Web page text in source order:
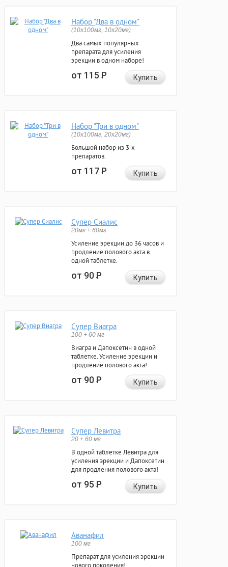
Набор "Два в одном"
(10x100мг, 10x20мг)
Два самых популярных
препарата для усиления
эрекции в одном наборе!
от 115Р Купить
Набор "Три в одном"
(10x100мг, 20x20мг)
Большой набор из 3-х
препаратов.
от 117Р Купить
Супер Сиалис
20мг + 60мг
Усиление эрекции до 36 часов и
продление полового акта в
одной таблетке.
от 90Р Купить
Супер Виагра
100 + 60 мг
Виагра и Дапоксетин в одной
таблетке. Усиление эрекции и
продление полового акта!
от 90Р Купить
Супер Левитра
20 + 60 мг
В одной таблетке Левитра для
усиления эрекции и Дапоксетин
для продления полового акта!
от 95Р Купить
Аванафил
100 мг
Препарат для усиления эрекции